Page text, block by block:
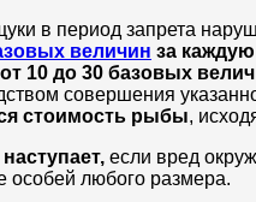
в период запрета
величин за
10 до 30 базовых
совершения
стоимость рыбы,
если вред
особей любого размера.